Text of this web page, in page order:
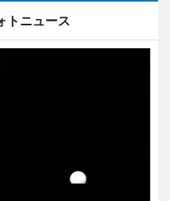
トニュース